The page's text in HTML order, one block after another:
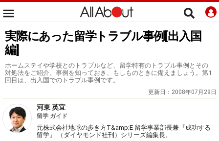
実際にあった留学トラブル事例[出入国
編]
ホームステイや学校とのトラブルなど、留学特有のトラブル事例とその
対処法をご紹介。事例を知っておき、もしものときに備えましょう。第1
回目は、出入国でのトラブル事例です。
更新日： 2008年07月29日
河東 英宜
留学 ガイド
元株式会社地球の歩き方T&amp;E 留学事業部長兼『成功する
留学』 （ダイヤモンド社刊）シリーズ編集長。